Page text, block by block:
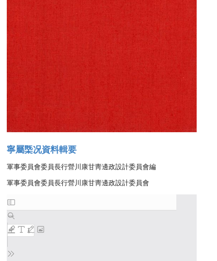
寧屬㮣况資料輯要
軍事委員會委員長行營川康甘靑邊政設計委員會編
軍事委員會委員長行營川康甘靑邊政設計委員會